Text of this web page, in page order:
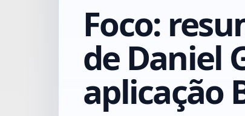
Foco:
de Daniel
aplicação